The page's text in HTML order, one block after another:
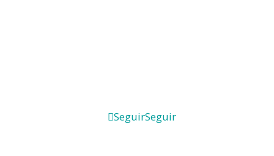
SeguirSeguir